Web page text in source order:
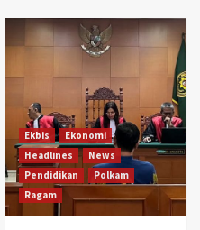
Ekbis
Ekonomi
Headlines
News
Pendidikan
Polkam
Ragam